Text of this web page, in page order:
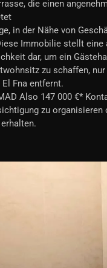
die einen
in der Nähe von
Immobilie stellt eine
dar, um ein
zu schaffen,
Fna entfernt.
Also 147 000 €*
zu organisieren